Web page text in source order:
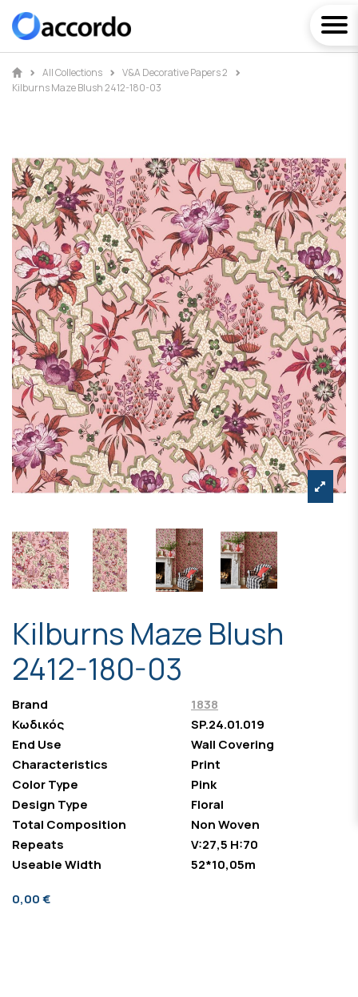
All Collections
V&A Decorative Papers 2
Kilburns Maze Blush 2412-180-03
Kilburns Maze Blush
2412-180-03
Brand
1838
Κωδικός
SP.24.01.019
End Use
Wall Covering
Characteristics
Print
Color Type
Pink
Design Type
Floral
Total Composition
Non Woven
Repeats
V:27,5 H:70
Useable Width
52*10,05m
0,00 €